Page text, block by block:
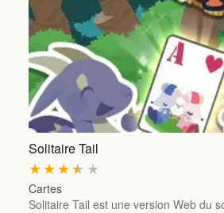
Solitaire Tail
★
★
★
★
★
Cartes
Solitaire Tail est une version Web du